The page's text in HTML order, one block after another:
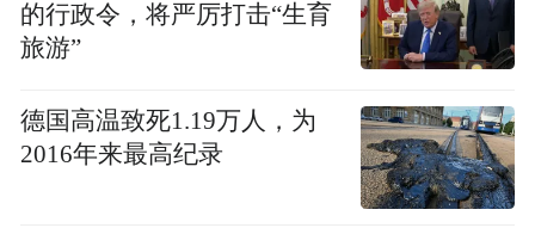
的行政令，将严厉打击“生育
旅游”
德国高温致死1.19万人，为
2016年来最高纪录